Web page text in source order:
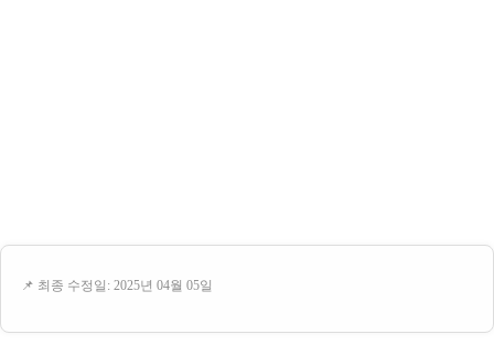
📌 최종 수정일: 2025년 04월 05일